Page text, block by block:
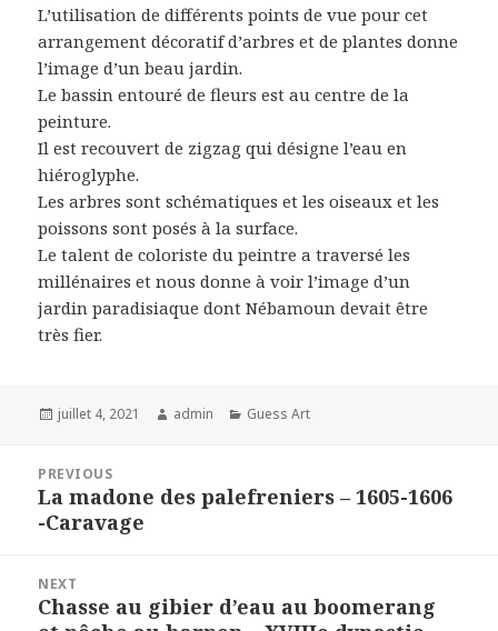
L’utilisation de différents points de vue pour cet
arrangement décoratif d’arbres et de plantes donne
l’image d’un beau jardin.
Le bassin entouré de fleurs est au centre de la
peinture.
Il est recouvert de zigzag qui désigne l’eau en
hiéroglyphe.
Les arbres sont schématiques et les oiseaux et les
poissons sont posés à la surface.
Le talent de coloriste du peintre a traversé les
millénaires et nous donne à voir l’image d’un
jardin paradisiaque dont Nébamoun devait être
très fier.
Posted
juillet 4, 2021 Author
admin Categories
Guess Art
l’article
PREVIOUS
Previous
post:
La madone des palefreniers – 1605-1606
-Caravage
NEXT
Next
Chasse au gibier d’eau au boomerang